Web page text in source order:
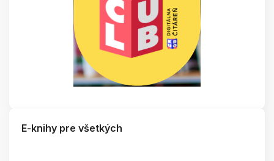
E-knihy pre všetkých